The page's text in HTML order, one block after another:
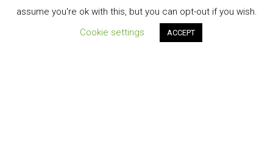
assume you're ok with this, but you can opt-out if you wish.
Cookie settings
ACCEPT